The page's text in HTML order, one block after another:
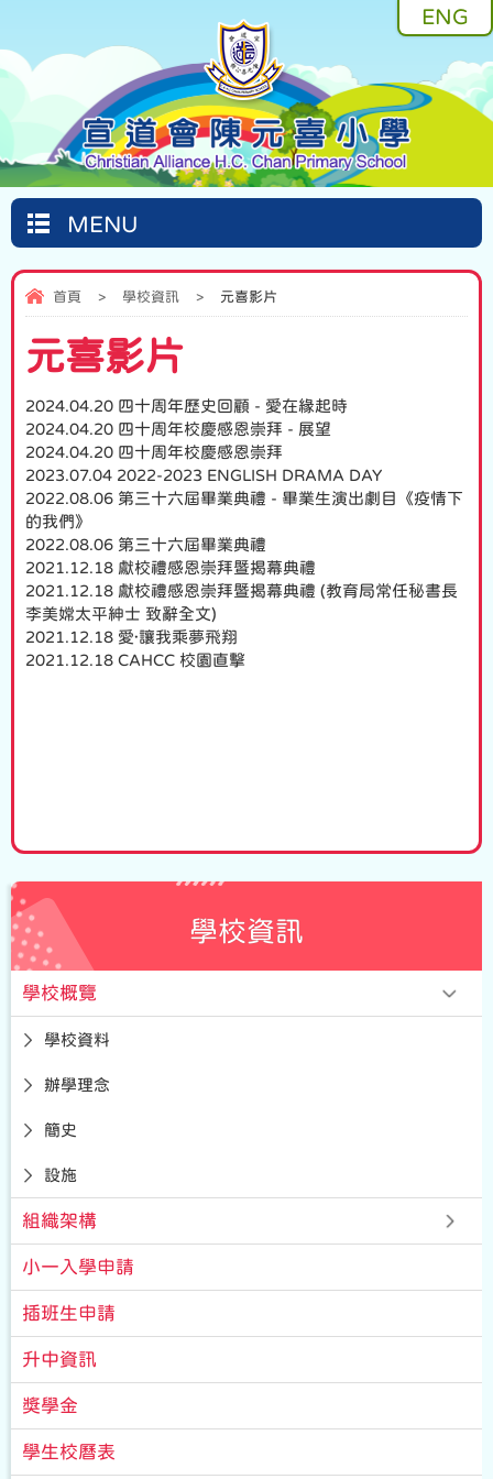
ENG
MENU
首頁 > 學校資訊 > 元喜影片
元喜影片
2024.04.20 四十周年歷史回顧 - 愛在緣起時
2024.04.20 四十周年校慶感恩崇拜 - 展望
2024.04.20 四十周年校慶感恩崇拜
2023.07.04 2022-2023 ENGLISH DRAMA DAY
2022.08.06 第三十六屆畢業典禮 - 畢業生演出劇目《疫情下
的我們》
2022.08.06 第三十六屆畢業典禮
2021.12.18 獻校禮感恩崇拜暨揭幕典禮
2021.12.18 獻校禮感恩崇拜暨揭幕典禮 (教育局常任秘書長
李美嫦太平紳士 致辭全文)
2021.12.18 愛·讓我乘夢飛翔
2021.12.18 CAHCC 校園直擊
學校資訊
學校概覽
學校資料
辦學理念
簡史
設施
組織架構
小一入學申請
插班生申請
升中資訊
獎學金
學生校曆表